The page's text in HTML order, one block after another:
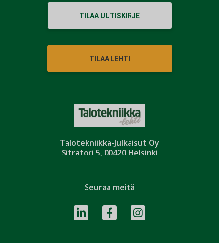
Talotekniikka-Julkaisut Oy
Sitratori 5, 00420 Helsinki
TILAA UUTISKIRJE
TILAA LEHTI
Seuraa meitä